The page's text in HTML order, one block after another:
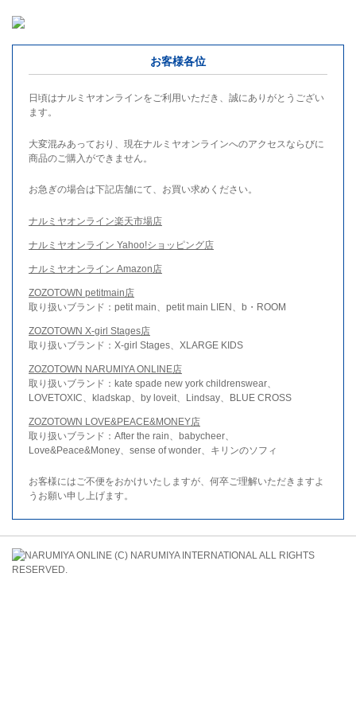
お客様各位
日頃はナルミヤオンラインをご利用いただき、誠にありがとうござい
ます。
大変混みあっており、現在ナルミヤオンラインへのアクセスならびに
商品のご購入ができません。
お急ぎの場合は下記店舗にて、お買い求めください。
ナルミヤオンライン楽天市場店
ナルミヤオンライン Yahoo!ショッピング店
ナルミヤオンライン Amazon店
ZOZOTOWN petitmain店
取り扱いブランド：petit main、petit main LIEN、b・ROOM
ZOZOTOWN X-girl Stages店
取り扱いブランド：X-girl Stages、XLARGE KIDS
ZOZOTOWN NARUMIYA ONLINE店
取り扱いブランド：kate spade new york childrenswear、
LOVETOXIC、kladskap、by loveit、Lindsay、BLUE CROSS
ZOZOTOWN LOVE&PEACE&MONEY店
取り扱いブランド：After the rain、babycheer、
Love&Peace&Money、sense of wonder、キリンのソフィ
お客様にはご不便をおかけいたしますが、何卒ご理解いただきますよ
うお願い申し上げます。